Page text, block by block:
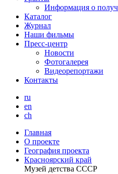
Информация о
Каталог
Журнал
Наши фильмы
Пресс-центр
Новости
Фотогалерея
Видеорепортажи
Контакты
ru
en
ch
Главная
О проекте
География проекта
Красноярский край
Музей детства СССР